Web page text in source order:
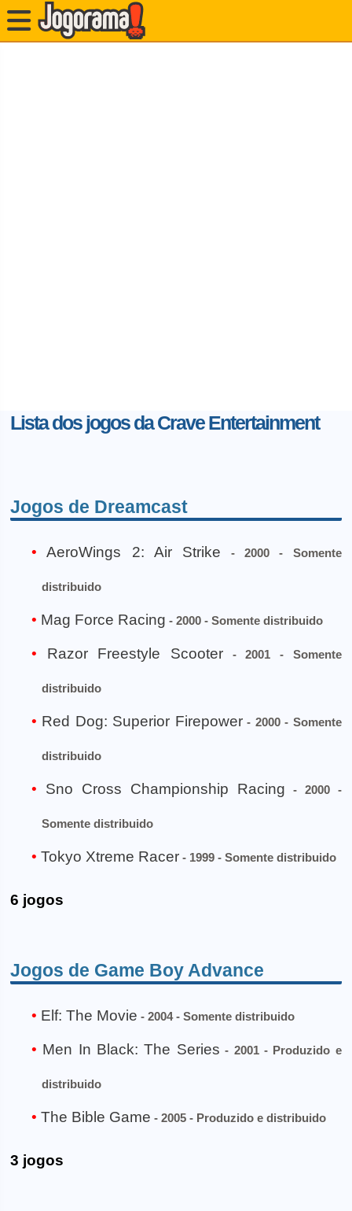
Lista dos jogos da Crave Entertainment
Jogos de Dreamcast
AeroWings 2: Air Strike - 2000 - Somente
distribuido
Mag Force Racing - 2000 - Somente distribuido
Razor Freestyle Scooter- 2001 - Somente
distribuido
Red Dog: Superior Firepower- 2000 - Somente
distribuido
Sno Cross Championship Racing - 2000 -
Somente distribuido
Tokyo Xtreme Racer - 1999 - Somente distribuido
6 jogos
Jogos de Game Boy Advance
Elf: The Movie - 2004 - Somente distribuido
Men In Black: The Series - 2001 - Produzido e
distribuido
The Bible Game - 2005 - Produzido e distribuido
3 jogos